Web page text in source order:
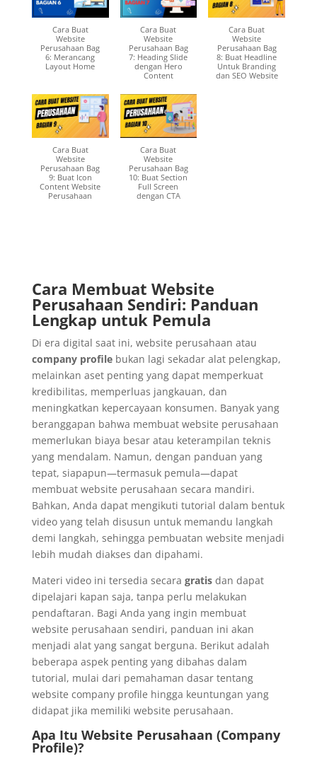
Cara Buat
Website
Perusahaan Bag
6: Merancang
Layout Home
Cara Buat
Website
Perusahaan Bag
7: Heading Slide
dengan Hero
Content
Cara Buat
Website
Perusahaan Bag
8: Buat Headline
Untuk Branding
dan SEO Website
Cara Buat
Website
Perusahaan Bag
9: Buat Icon
Content Website
Perusahaan
Cara Buat
Website
Perusahaan Bag
10: Buat Section
Full Screen
dengan CTA
Cara Membuat Website
Perusahaan Sendiri: Panduan
Lengkap untuk Pemula
Di era digital saat ini, website perusahaan atau
company profilebukan lagi sekadar alat pelengkap,
melainkan aset penting yang dapat memperkuat
kredibilitas, memperluas jangkauan, dan
meningkatkan kepercayaan konsumen. Banyak yang
beranggapan bahwa membuat website perusahaan
memerlukan biaya besar atau keterampilan teknis
yang mendalam. Namun, dengan panduan yang
tepat, siapapun—termasuk pemula—dapat
membuat website perusahaan secara mandiri.
Bahkan, Anda dapat mengikuti tutorial dalam bentuk
video yang telah disusun untuk memandu langkah
demi langkah, sehingga pembuatan website menjadi
lebih mudah diakses dan dipahami.
Materi video ini tersedia secara gratisdan dapat
dipelajari kapan saja, tanpa perlu melakukan
pendaftaran. Bagi Anda yang ingin membuat
website perusahaan sendiri, panduan ini akan
menjadi alat yang sangat berguna. Berikut adalah
beberapa aspek penting yang dibahas dalam
tutorial, mulai dari pemahaman dasar tentang
website company profile hingga keuntungan yang
didapat jika memiliki website perusahaan.
Apa Itu Website Perusahaan (Company
Profile)?